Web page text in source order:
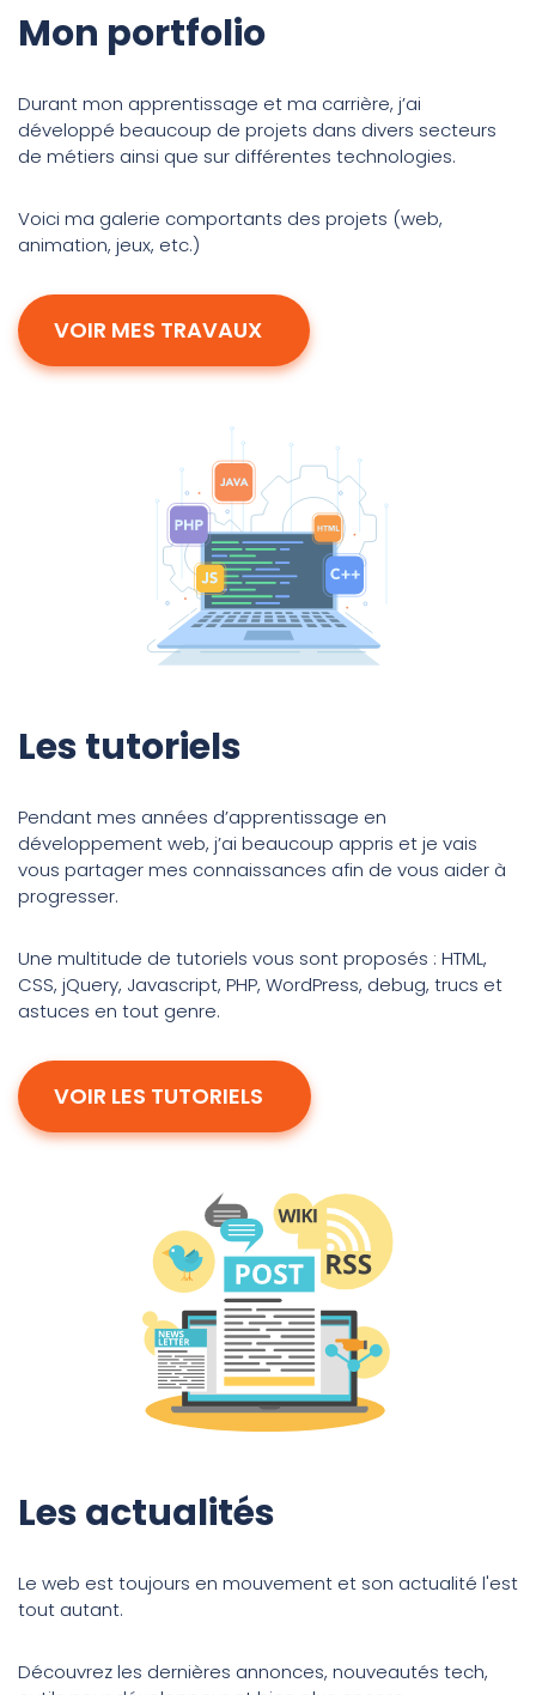
Mon portfolio
Durant mon apprentissage et ma carrière, j’ai
développé beaucoup de projets dans divers secteurs
de métiers ainsi que sur différentes technologies.
Voici ma galerie comportants des projets (web,
animation, jeux, etc.)
VOIR MES TRAVAUX
Les tutoriels
Pendant mes années d’apprentissage en
développement web, j’ai beaucoup appris et je vais
vous partager mes connaissances afin de vous aider à
progresser.
Une multitude de tutoriels vous sont proposés : HTML,
CSS, jQuery, Javascript, PHP, WordPress, debug, trucs et
astuces en tout genre.
VOIR LES TUTORIELS
Les actualités
Le web est toujours en mouvement et son actualité l'est
tout autant.
Découvrez les dernières annonces, nouveautés tech,